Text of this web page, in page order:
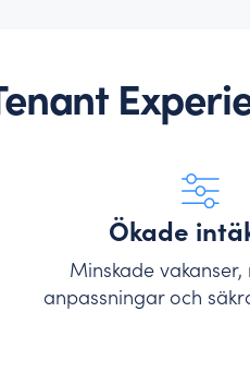
Ökade
Minskade vakanser,
anpassningar och